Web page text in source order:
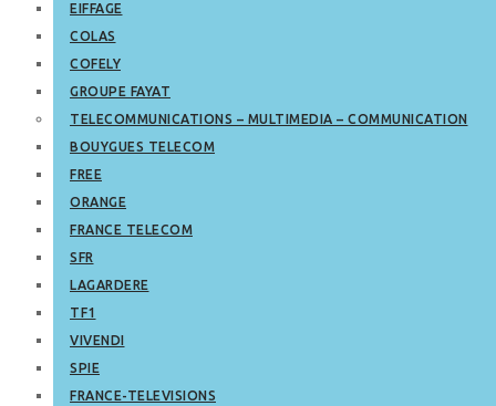
EIFFAGE
COLAS
COFELY
GROUPE FAYAT
TELECOMMUNICATIONS – MULTIMEDIA – COMMUNICATION
BOUYGUES TELECOM
FREE
ORANGE
FRANCE TELECOM
SFR
LAGARDERE
TF1
VIVENDI
SPIE
FRANCE-TELEVISIONS